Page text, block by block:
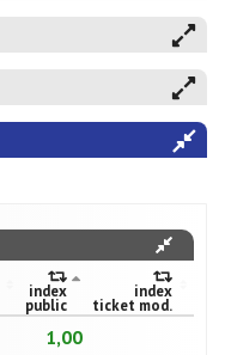
index
public
index
ticket mod.
1,00